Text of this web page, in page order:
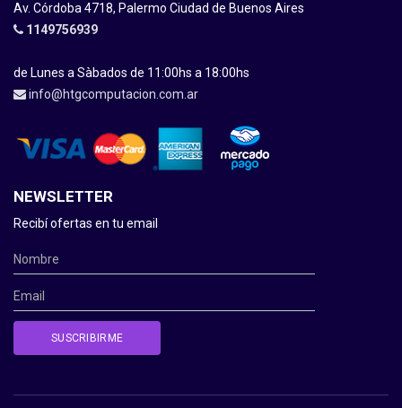
Av. Córdoba 4718, Palermo Ciudad de Buenos Aires
1149756939
de Lunes a Sàbados de 11:00hs a 18:00hs
info@htgcomputacion.com.ar
NEWSLETTER
Recibí ofertas en tu email